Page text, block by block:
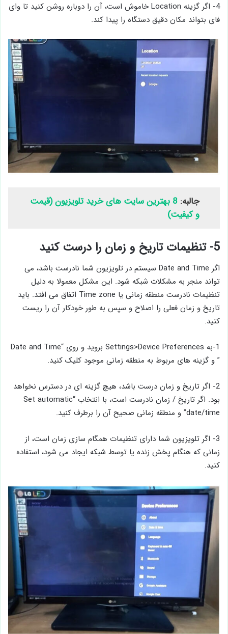
4- اگر گزینه Location خاموش است، آن را دوباره روشن کنید تا وای
‌فای بتواند مکان دقیق دستگاه را پیدا کند.
جالبه:
8 بهترین سایت های خرید تلویزیون (قیمت
و کیفیت)
5- تنظیمات تاریخ و زمان را درست کنید
اگر Date and Time سیستم در تلویزیون شما نادرست باشد، می
تواند منجر به مشکلات شبکه شود. این مشکل معمولا به دلیل
تنظیمات نادرست منطقه زمانی یا Time zone اتفاق می ‌افتد. باید
تاریخ و زمان فعلی را اصلاح و سپس به طور خودکار آن را ریست
کنید.
1-به Settings>Device Preferences بروید و روی “Date and Time
” و گزینه ‌های مربوط به منطقه زمانی موجود کلیک کنید.
2- اگر تاریخ و زمان درست باشد، هیچ گزینه ‌ای در دسترس نخواهد
بود. اگر تاریخ / زمان نادرست است، با انتخاب “Set automatic
date/time” و منطقه زمانی صحیح آن را برطرف کنید.
3- اگر تلویزیون شما دارای تنظیمات همگام ‌سازی زمان است، از
زمانی که هنگام پخش زنده یا توسط شبکه ایجاد می ‌شود، استفاده
کنید.